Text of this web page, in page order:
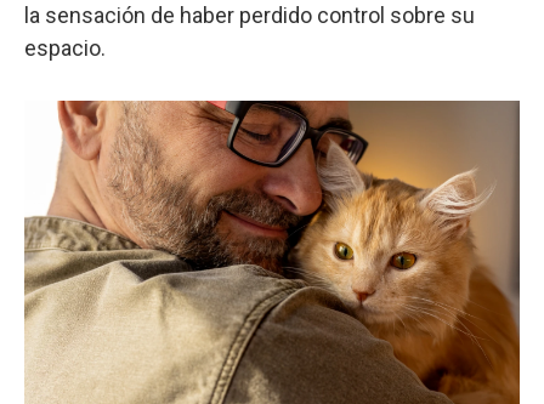
la sensación de haber perdido control sobre su
espacio.